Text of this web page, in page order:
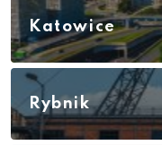
Katowice
Rybnik